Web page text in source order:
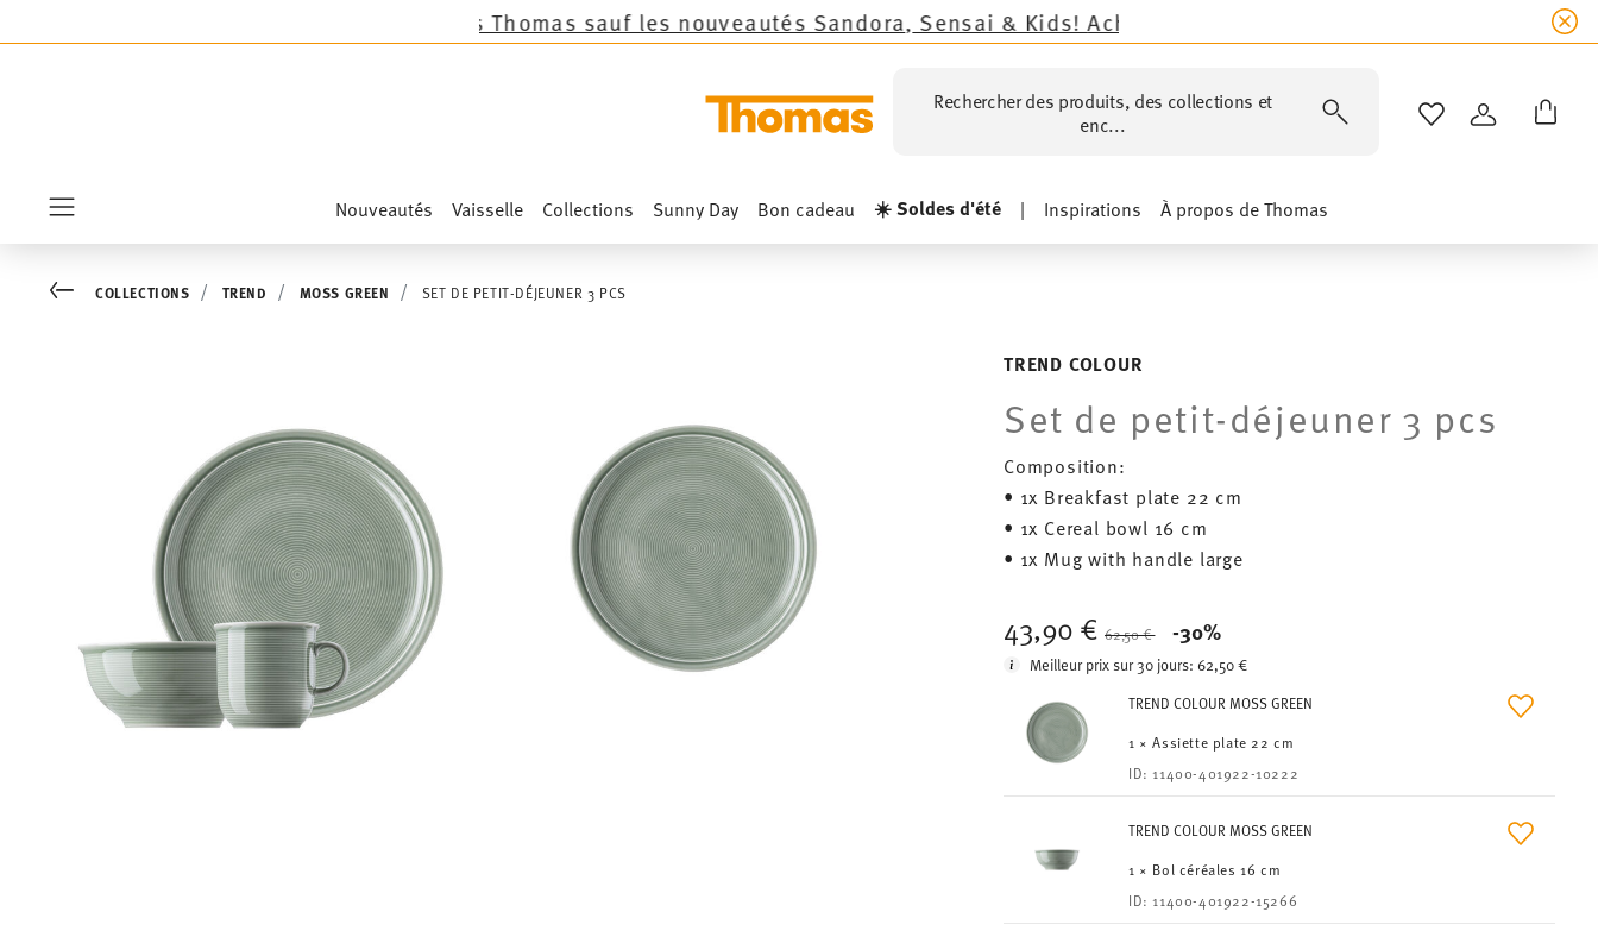
sur toutes les collections Thomas sauf les nouveautés Sandora, Sensai & Kids!Achetez maintenant !
Rechercher des produits, des collections et
enc...
LISTE DECONNEXION
Nouveautés Vaisselle Collections Sunny Day Bon cadeau ☀️ Soldes d'été | Inspirations À propos de Thomas
TREND COLOUR
Set de petit-déjeuner 3 pcs
Composition:
• 1x Breakfast plate 22 cm
• 1x Cereal bowl 16 cm
• 1x Mug with handle large
43,90 €62,50 €
-30%
Meilleur prix sur 30 jours:62,50 €
TREND COLOUR MOSS GREEN
1 × Assiette plate 22 cm
ID:11400-401922-10222
TREND COLOUR MOSS GREEN
1 × Bol céréales 16 cm
ID:11400-401922-15266
Go backCOLLECTIONS TREND MOSS GREEN SET DE PETIT-DÉJEUNER 3 PCS